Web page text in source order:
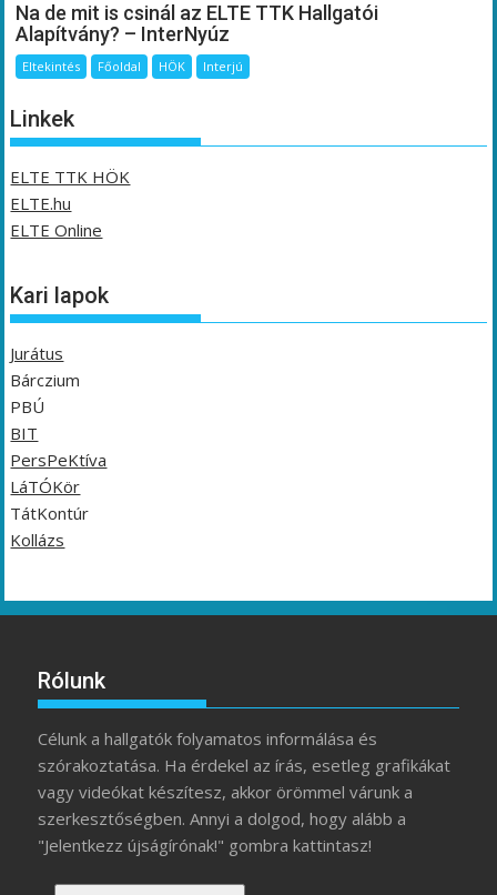
Na de mit is csinál az ELTE TTK Hallgatói
Alapítvány? – InterNyúz
Eltekintés Főoldal HÖK Interjú
Linkek
ELTE TTK HÖK
ELTE.hu
ELTE Online
Kari lapok
Jurátus
Bárczium
PBÚ
BIT
PersPeKtíva
LáTÓKör
TátKontúr
Kollázs
Rólunk
Célunk a hallgatók folyamatos informálása és
szórakoztatása. Ha érdekel az írás, esetleg grafikákat
vagy videókat készítesz, akkor örömmel várunk a
szerkesztőségben. Annyi a dolgod, hogy alább a
"Jelentkezz újságírónak!" gombra kattintasz!